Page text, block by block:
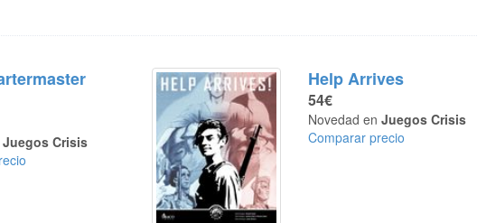
Juegos Crisis
Help Arrives
54€
Novedad enJuegos Crisis
Comparar precio